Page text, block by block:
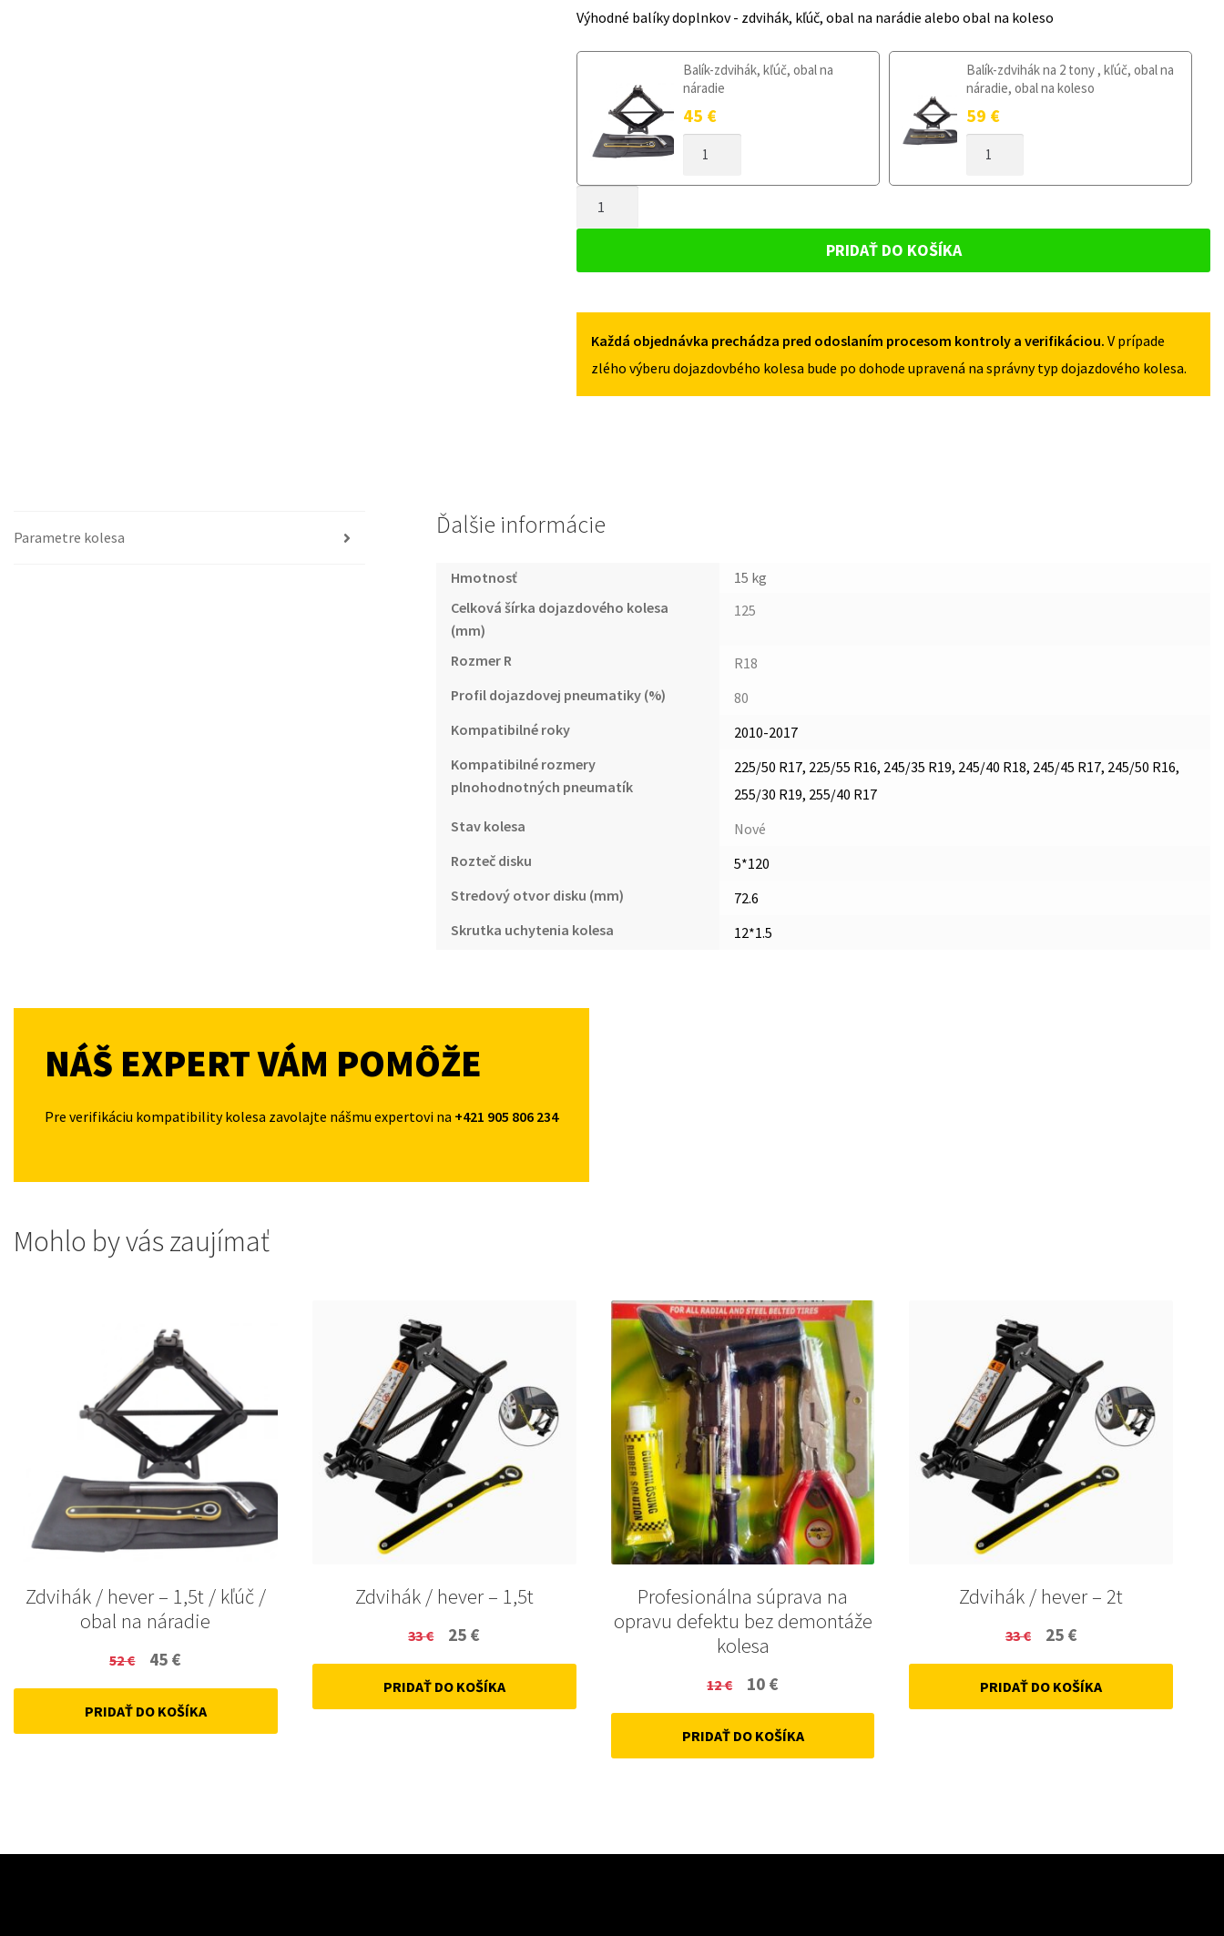
Výhodné balíky doplnkov - zdvihák, kľúč, obal na narádie alebo obal na koleso
Balík-zdvihák, kľúč, obal na
náradie
45 €
DOJAZDOVÉ
F10/F11/F07
2017
Balík-zdvihák na 2 tony , kľúč, obal na
náradie, obal na koleso
59 €
DOJAZDOVÉ
F10/F11/F07
2017
F10/F11/F07
2010-
125/80R18
5X120
PRIDAŤ DO KOŠÍKA
Každá objednávka prechádza pred odoslaním procesom kontroly a verifikáciou. V prípade
zlého výberu dojazdovbého kolesa bude po dohode upravená na správny typ dojazdového kolesa.
Parametre kolesa Ďalšie informácie
Hmotnosť
15 kg
Celková šírka dojazdového kolesa
(mm)
125
Rozmer R
R18
Profil dojazdovej pneumatiky (%)
80
Kompatibilné roky
2010-2017
Kompatibilné rozmery
plnohodnotných pneumatík
225/50 R17, 225/55 R16, 245/35 R19, 245/40 R18, 245/45 R17, 245/50 R16,
255/30 R19, 255/40 R17
Stav kolesa
Nové
Rozteč disku
5*120
Stredový otvor disku (mm)
72.6
Skrutka uchytenia kolesa
12*1.5
NÁŠ EXPERT VÁM POMÔŽE
Pre verifikáciu kompatibility kolesa zavolajte nášmu expertovi na +421 905 806 234
Mohlo by vás zaujímať
Zdvihák / hever – 1,5t / kľúč /
obal na náradie
52€
Original
price
was:
45 €
price
is:
PRIDAŤ DO KOŠÍKA
Zdvihák / hever – 1,5t
33€
Original
price
was:
25 €
price
is:
PRIDAŤ DO KOŠÍKA
Profesionálna súprava na
opravu defektu bez demontáže
kolesa
12€
Original
price
was:
10 €Current
price
is:
PRIDAŤ DO KOŠÍKA
Zdvihák / hever – 2t
33€
Original
price
was:
25 €Current
price
is:
PRIDAŤ DO KOŠÍKA